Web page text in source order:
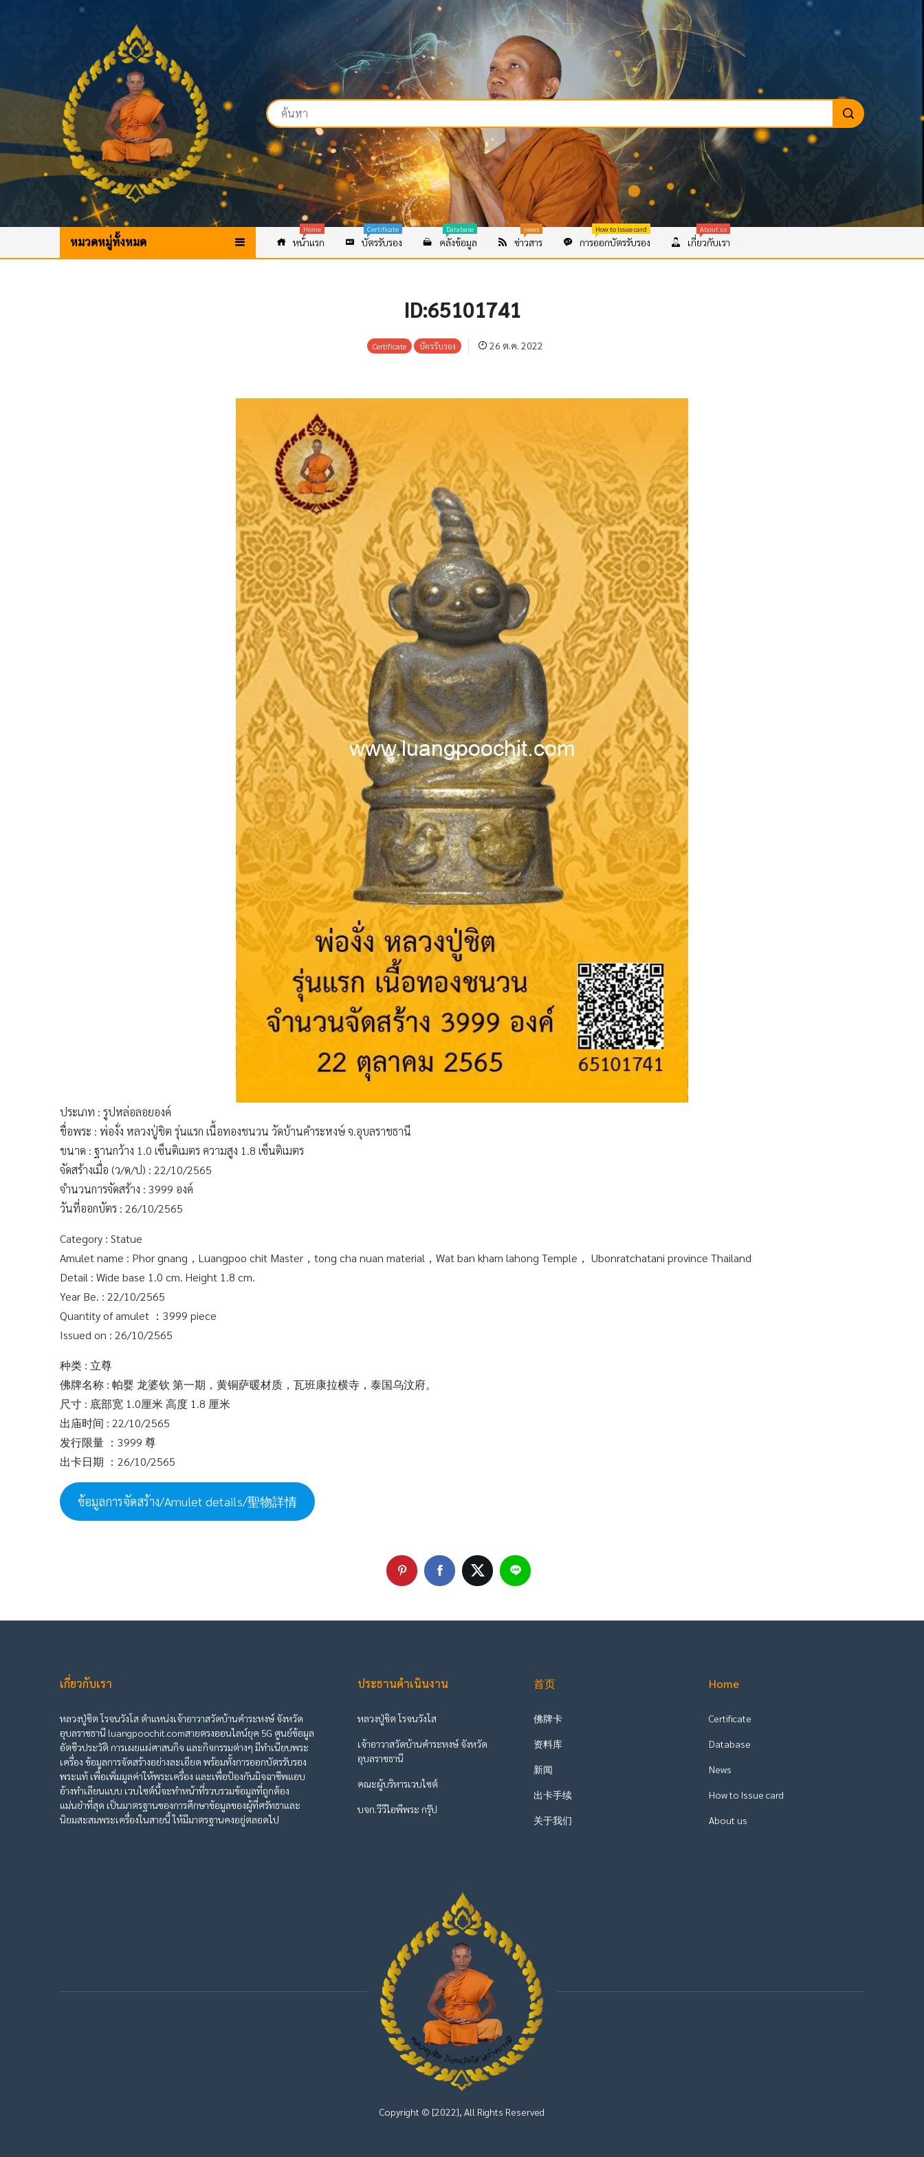
หมวดหมู่ทั้งหมด หน้าแรก
Home
บัตรรับรอง
Certificate
คลังข้อมูล
Database
ข่าวสาร
news
การออกบัตรรับรอง
How to Issue card
เกี่ยวกับเรา
About us
ID:65101741
Certificate บัตรรับรอง 26 ต.ค. 2022
ประเภท : รูปหล่อลอยองค์
ชื่อพระ : พ่องั่ง หลวงปู่ชิต รุ่นแรก เนื้อทองชนวน วัดบ้านคำระหงษ์ จ.อุบลราชธานี
ขนาด : ฐานกว้าง 1.0 เซ็นติเมตร ความสูง 1.8 เซ็นติเมตร
จัดสร้างเมื่อ (ว/ด/ป) : 22/10/2565
จำนวนการจัดสร้าง : 3999 องค์
วันที่ออกบัตร : 26/10/2565
Category : Statue
Amulet name : Phor gnang，Luangpoo chit Master，tong cha nuan material，Wat ban kham lahong Temple， Ubonratchatani province Thailand
Detail : Wide base 1.0 cm. Height 1.8 cm.
Year Be. : 22/10/2565
Quantity of amulet ：3999 piece
Issued on : 26/10/2565
种类 : 立尊
佛牌名称 : 帕婴 龙婆钦 第一期，黄铜萨暖材质，瓦班康拉横寺，泰国乌汶府。
尺寸 : 底部宽 1.0厘米 高度 1.8 厘米
出庙时间 : 22/10/2565
发行限量 ：3999 尊
出卡日期 ：26/10/2565
ข้อมูลการจัดสร้าง/Amulet details/聖物詳情
เกี่ยวกับเรา
หลวงปู่ชิต โรจนวังโส ตำแหน่งเจ้าอาวาสวัดบ้านคำระหงษ์ จังหวัด
อุบลราชธานี luangpoochit.comสายตรงออนไลน์ยุค 5G ศูนย์ข้อมูล
อัตชีวประวัติ การเผยแผ่ศาสนกิจ และกิจกรรมต่างๆ มีทำเนียบพระ
เครื่อง ข้อมูลการจัดสร้างอย่างละเอียด พร้อมทั้งการออกบัตรรับรอง
พระแท้ เพื่อเพิ่มมูลค่าให้พระเครื่อง และเพื่อป้องกันมิจฉาชีพแอบ
อ้างทำเลียนแบบ เวบไซต์นี้จะทำหน้าที่รวบรวมข้อมูลที่ถูกต้อง
แม่นยำที่สุด เป็นมาตรฐานของการศึกษาข้อมูลของผู้ที่ศรัทธาและ
นิยมสะสมพระเครื่องในสายนี้ ให้มีมาตรฐานคงอยู่ตลอดไป
ประธานดำเนินงาน
หลวงปู่ชิต โรจนวังโส
เจ้าอาวาสวัดบ้านคำระหงษ์ จังหวัด
อุบลราชธานี
คณะผู้บริหารเวบไซต์
บจก.วีวีไอพีพระ กรุ๊ป
首页
佛牌卡
资料库
新闻
出卡手续
关于我们
Home
Certificate
Database
News
How to Issue card
About us
Copyright © [2022], All Rights Reserved